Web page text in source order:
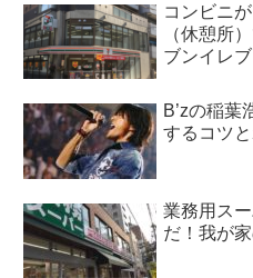
コンビニ
（休憩所
ブンイレ
B’zの稲葉
するコツと
業務用ス
だ！我が